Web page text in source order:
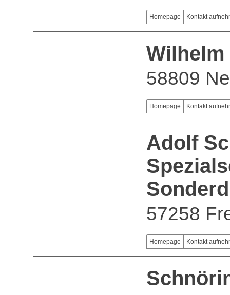
Homepage Kontakt
Wilhelm
58809
Homepage Kontakt
Adolf
57258
Homepage Kontakt